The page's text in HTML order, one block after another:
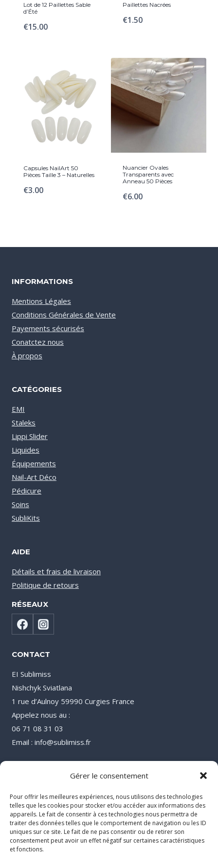
Gérer le consentement
Pour offrir les meilleures expériences, nous utilisons des technologies
telles que les cookies pour stocker et/ou accéder aux informations des
appareils. Le fait de consentir à ces technologies nous permettra de
traiter des données telles que le comportement de navigation ou les ID
uniques sur ce site. Le fait de ne pas consentir ou de retirer son
consentement peut avoir un effet négatif sur certaines caractéristiques
et fonctions.
Lot de 12 Paillettes Sable
d’Été
€15.00
Paillettes Nacrées
€1.50
Capsules NailArt 50
Pièces Taille 3 – Naturelles
€3.00
Nuancier Ovales
Transparents avec
Anneau 50 Pièces
€6.00
INFORMATIONS
Mentions Légales
Conditions Générales de Vente
Payements sécurisés
Conatctez nous
À propos
CATÉGORIES
EMI
Staleks
Lippi Slider
Liquides
Équipements
Nail-Art Déco
Pédicure
Soins
SubliKits
AIDE
Détails et frais de livraison
Politique de retours
RÉSEAUX
CONTACT
EI Sublimiss
Nishchyk Sviatlana
1 rue d’Aulnoy 59990 Curgies France
Appelez nous au :
06 71 08 31 03
Email : info@sublimiss.fr